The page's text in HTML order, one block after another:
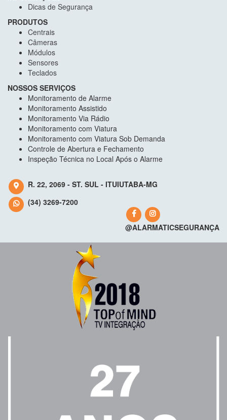
Dicas de Segurança
PRODUTOS
Centrais
Câmeras
Módulos
Sensores
Teclados
NOSSOS SERVIÇOS
Monitoramento de Alarme
Monitoramento Assistido
Monitoramento Via Rádio
Monitoramento com Viatura
Monitoramento com Viatura Sob Demanda
Controle de Abertura e Fechamento
Inspeção Técnica no Local Após o Alarme
R. 22, 2069 - ST. SUL - ITUIUTABA-MG
(34) 3269-7200
@ALARMATICSEGURANÇA